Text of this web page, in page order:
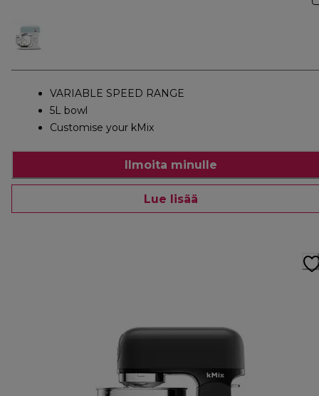
VARIABLE SPEED RANGE
5L bowl
Customise your kMix
Ilmoita minulle
Lue lisää